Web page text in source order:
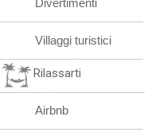
Divertimenti
Villaggi turistici
Rilassarti
Airbnb